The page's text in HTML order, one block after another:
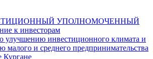
УПОЛНОМОЧЕННЫЙ
к инвесторам
улучшению инвестиционного климата и
малого и среднего предпринимательства
Кургане